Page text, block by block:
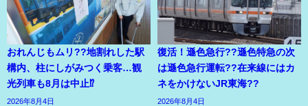
おれんじもムリ??地割れした駅
構内、柱にしがみつく乗客…観
光列車も8月は中止⁉
2026年8月4日
復活！遜色急行??遜色特急の次
は遜色急行運転??在来線にはカ
ネをかけないJR東海??
2026年8月4日